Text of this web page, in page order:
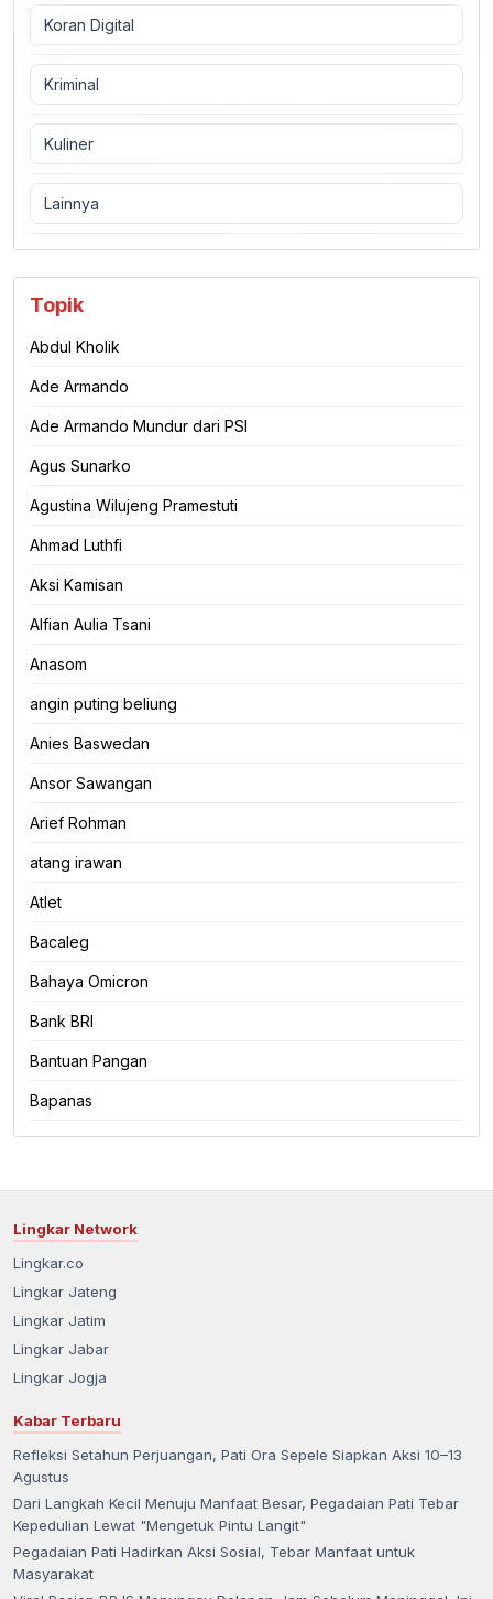
Koran Digital
Kriminal
Kuliner
Lainnya
Topik
Abdul Kholik
Ade Armando
Ade Armando Mundur dari PSI
Agus Sunarko
Agustina Wilujeng Pramestuti
Ahmad Luthfi
Aksi Kamisan
Alfian Aulia Tsani
Anasom
angin puting beliung
Anies Baswedan
Ansor Sawangan
Arief Rohman
atang irawan
Atlet
Bacaleg
Bahaya Omicron
Bank BRI
Bantuan Pangan
Bapanas
Lingkar Network
Lingkar.co
Lingkar Jateng
Lingkar Jatim
Lingkar Jabar
Lingkar Jogja
Kabar Terbaru
Refleksi Setahun Perjuangan, Pati Ora Sepele Siapkan Aksi 10–13
Agustus
Dari Langkah Kecil Menuju Manfaat Besar, Pegadaian Pati Tebar
Kepedulian Lewat "Mengetuk Pintu Langit"
Pegadaian Pati Hadirkan Aksi Sosial, Tebar Manfaat untuk
Masyarakat